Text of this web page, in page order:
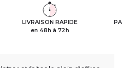
LIVRAISON RAPIDE
en 48h à 72h